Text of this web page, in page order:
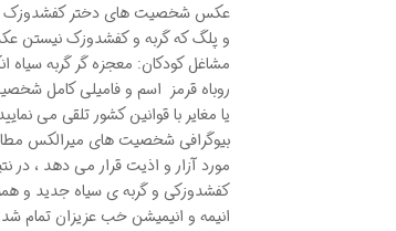
عکس شخصیت های دختر کفشدوزک
و پلگ که گربه و کفشدوزک نیستن
مشاغل کودکان: معجزه گر گربه
روباه قرمز اسم و فامیلی کامل
یا مغایر با قوانین کشور تلقی می
بیوگرافی شخصیت های میرالکس
مورد آزار و اذیت قرار می دهد ، در
کفشدوزکی و گربه ی سیاه جدید و
انیمه و انیمیشن خب عزیزان تمام